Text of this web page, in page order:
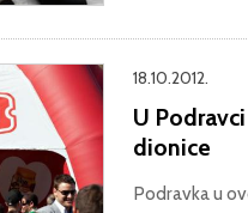
18.10.2012.
U
dionice
Podravka u